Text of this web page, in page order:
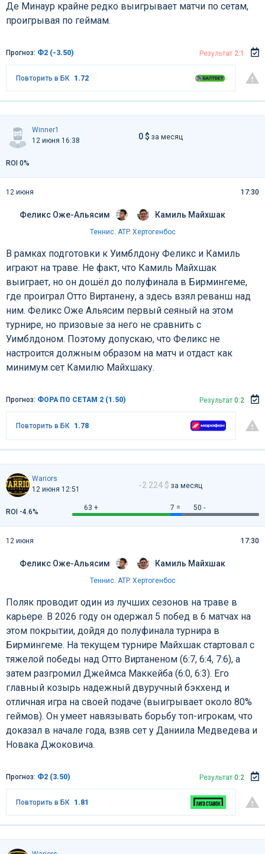
Де Минаур крайне редко выигрывает матчи по сетам,
проигрывая по геймам.
Прогноз: Ф2 (-3.50) Результат 2:1
Повторить в БК 1.72
Winner1
12 июня 16:38
0 $ за месяц
ROI 0%
Феликс Оже-Альясим
12 июня 17:30
Камиль Майхшак
Теннис. ATP. Хертогенбос
В рамках подготовки к Уимблдону Феликс и Камиль
играют на траве. Не факт, что Камиль Майхшак
выиграет, но он дошёл до полуфинала в Бирмингеме,
где проиграл Отто Виртанену, а здесь взял реванш над
ним. Феликс Оже Альясим первый сеяный на этом
турнире, но призовые за него не сравнить с
Уимблдоном. Поэтому допускаю, что Феликс не
настроится должным образом на матч и отдаст как
минимум сет Камилю Майхшаку.
Прогноз: ФОРА ПО СЕТАМ 2 (1.50) Результат 0:2
Повторить в БК 1.78
Wariors
12 июня 12:51
-2 224 $ за месяц
63 + 7 = 50 -
ROI -4.6%
Феликс Оже-Альясим
12 июня 17:30
Камиль Майхшак
Теннис. ATP. Хертогенбос
Поляк проводит один из лучших сезонов на траве в
карьере. В 2026 году он одержал 5 побед в 6 матчах на
этом покрытии, дойдя до полуфинала турнира в
Бирмингеме. На текущем турнире Майхшак стартовал с
тяжелой победы над Отто Виртаненом (6:7, 6:4, 7:6), а
затем разгромил Джеймса Маккейба (6:0, 6:3). Его
главный козырь надежный двуручный бэкхенд и
отличная игра на своей подаче (выигрывает около 80%
геймов). Он умеет навязывать борьбу топ-игрокам, что
доказал в начале года, взяв сет у Даниила Медведева и
Новака Джоковича.
Прогноз: Ф2 (3.50) Результат 0:2
Повторить в БК 1.81